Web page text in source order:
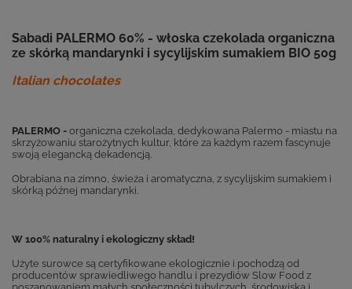
Sabadi PALERMO 60% - włoska czekolada organiczna
ze skórką mandarynki i sycylijskim sumakiem BIO 50g
Italian chocolates
PALERMO - organiczna czekolada, dedykowana Palermo - miastu na
skrzyżowaniu starożytnych kultur, które za każdym razem fascynuje
swoją elegancką dekadencją.
Obrabiana na zimno, świeża i aromatyczna, z sycylijskim sumakiem i
skórką późnej mandarynki.
W 100% naturalny i ekologiczny skład!
Użyte surowce są certyfikowane ekologicznie i pochodzą od
producentów sprawiedliwego handlu i prezydiów Slow Food z